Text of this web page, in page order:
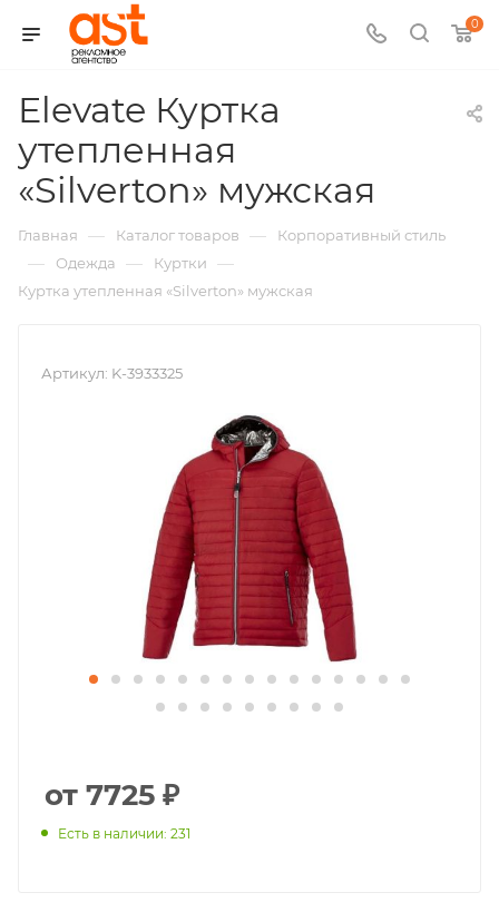
0
Elevate Куртка
утепленная
«Silverton» мужская
арт.:
Главная — Каталог товаров — Корпоративный стиль
— Одежда — Куртки —
Куртка утепленная «Silverton» мужская
Артикул: K-3933325
от 7725 ₽
Есть в наличии: 231